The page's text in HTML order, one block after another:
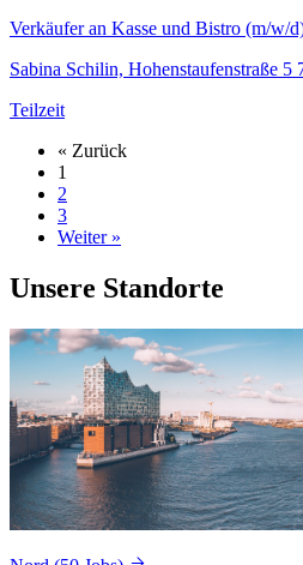
Verkäufer an Kasse und Bistro (m/w/
Sabina Schilin, Hohenstaufenstraße 5
Teilzeit
« Zurück
1
2
3
Weiter »
Unsere Standorte